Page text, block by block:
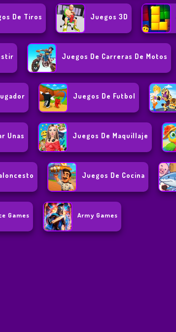
De Tiros Juegos 3D
Juegos De Carreras De Motos
Juegos De Futbol
Unas Juegos De Maquillaje
Juegos De Cocina
Games Army Games